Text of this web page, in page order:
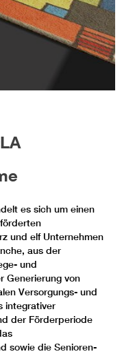
es sich um einen
und elf Unternehmen
aus der
und
Generierung von
Versorgungs- und
integrativer
der Förderperiode
sowie die Senioren-